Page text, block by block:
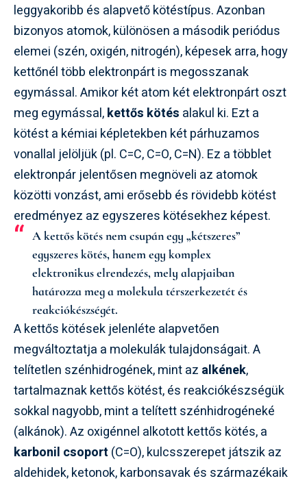
leggyakoribb és alapvető kötéstípus. Azonban
bizonyos atomok, különösen a második periódus
elemei (szén, oxigén, nitrogén), képesek arra, hogy
kettőnél több elektronpárt is megosszanak
egymással. Amikor két atom két elektronpárt oszt
meg egymással,kettős kötés alakul ki. Ezt a
kötést a kémiai képletekben két párhuzamos
vonallal jelöljük (pl. C=C, C=O, C=N). Ez a többlet
elektronpár jelentősen megnöveli az atomok
közötti vonzást, ami erősebb és rövidebb kötést
eredményez az egyszeres kötésekhez képest.
A kettős kötés nem csupán egy „kétszeres”
egyszeres kötés, hanem egy komplex
elektronikus elrendezés, mely alapjaiban
határozza meg a molekula térszerkezetét és
reakciókészségét.
A kettős kötések jelenléte alapvetően
megváltoztatja a molekulák tulajdonságait. A
telítetlen szénhidrogének, mint az alkének,
tartalmaznak kettős kötést, és reakciókészségük
sokkal nagyobb, mint a telített szénhidrogéneké
(alkánok). Az oxigénnel alkotott kettős kötés, a
karbonil csoport (C=O), kulcsszerepet játszik az
aldehidek, ketonok, karbonsavak és származékaik